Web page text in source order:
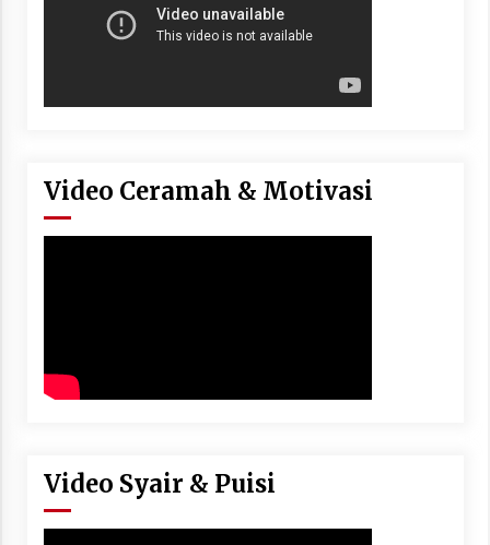
Video Ceramah & Motivasi
Video Syair & Puisi